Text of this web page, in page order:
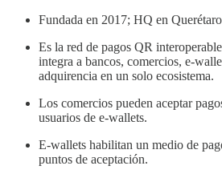
Fundada en 2017; HQ en
Es la red de pagos QR
integra a bancos, comercios, e-
adquirencia en un solo ecosistema.
Los comercios pueden aceptar
usuarios de e-wallets.
E-wallets habilitan un medio de
puntos de aceptación.